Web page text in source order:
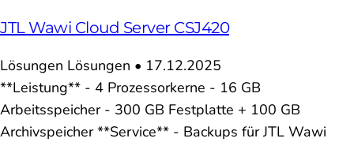
JTL Wawi Cloud Server CSJ420
Lösungen Lösungen • 17.12.2025
**Leistung** - 4 Prozessorkerne - 16 GB
Arbeitsspeicher - 300 GB Festplatte + 100 GB
Archivspeicher **Service** - Backups für JTL Wawi